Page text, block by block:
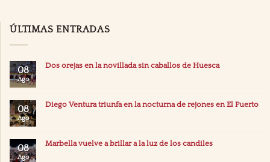
ÚLTIMAS ENTRADAS
08
Ago
Dos orejas en la novillada sin caballos de Huesca
08
Ago
Diego Ventura triunfa en la nocturna de rejones en El Puerto
08
Ago
Marbella vuelve a brillar a la luz de los candiles